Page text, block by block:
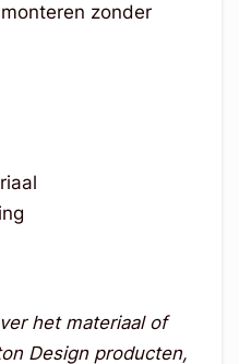
zonder
het materiaal of
Design producten,